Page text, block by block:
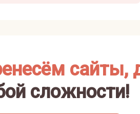
сайты,
сложности!